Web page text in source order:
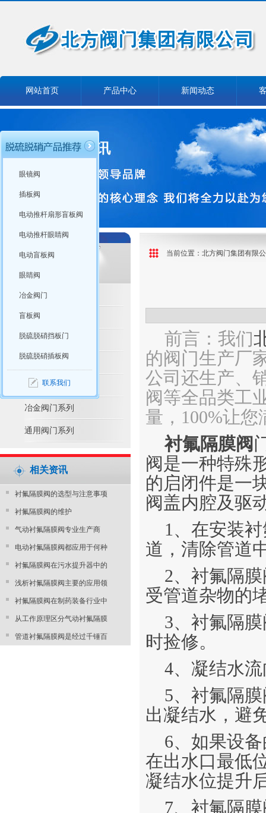
网站首页 产品中心 新闻动态
脱硫脱硝产品推荐
脱硫脱硝阀门系列
水利控制阀系列
电站阀门系列
冶金阀门系列
通用阀门系列
相关资讯
衬氟隔膜阀的选型与注意事项
衬氟隔膜阀的维护
气动衬氟隔膜阀专业生产商
电动衬氟隔膜阀都应用于何种
衬氟隔膜阀在污水提升器中的
浅析衬氟隔膜阀主要的应用领
衬氟隔膜阀在制药装备行业中
从工作原理区分气动衬氟隔膜
管道衬氟隔膜阀是经过千锤百
当前位置： 北方阀门集团有限
前言：我们
的阀门生产厂
公司还生产、
阀等全品类工
量，100%让您
衬氟隔膜阀
阀是一种特殊
的启闭件是一
阀盖内腔及驱
1、在安装
道，清除管道
2、衬氟隔
受管道杂物的
3、衬氟隔
时捡修。
4、凝结水
5、衬氟隔
出凝结水，避
6、如果设
在出水口最低
凝结水位提升
7、衬氟隔
眼镜阀
插板阀
电动推杆扇形盲板阀
电动推杆眼睛阀
电动盲板阀
眼睛阀
冶金阀门
盲板阀
脱硫脱硝挡板门
脱硫脱硝插板阀
联系我们